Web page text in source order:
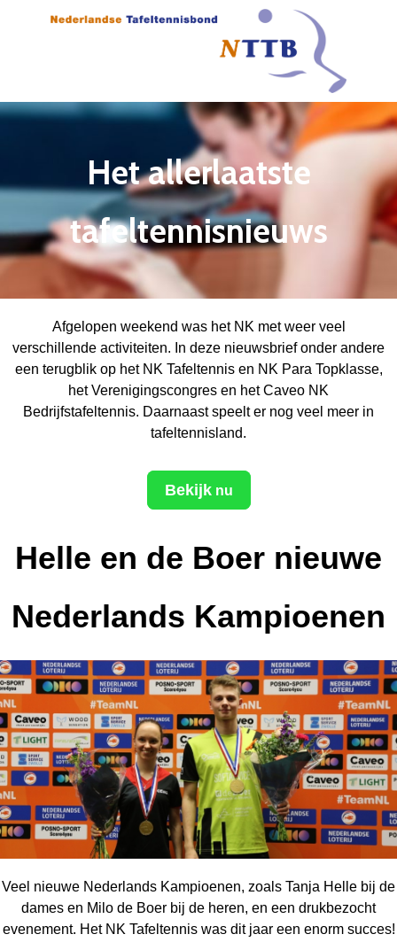
Het allerlaatste
tafeltennisnieuws
Afgelopen weekend was het NK met weer veel
verschillende activiteiten. In deze nieuwsbrief onder andere
een terugblik op het NK Tafeltennis en NK Para Topklasse,
het Verenigingscongres en het Caveo NK
Bedrijfstafeltennis. Daarnaast speelt er nog veel meer in
tafeltennisland.
Bekijknu
Helle en de Boer nieuwe
Nederlands Kampioenen
Veel nieuwe Nederlands Kampioenen, zoals Tanja Helle bij de
dames en Milo de Boer bij de heren, en een drukbezocht
evenement. Het NK Tafeltennis was dit jaar een enorm succes!